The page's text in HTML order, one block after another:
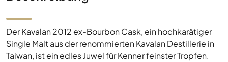
Der Kavalan 2012 ex-Bourbon Cask, ein hochkarätiger
Single Malt aus der renommierten Kavalan Destillerie in
Taiwan, ist ein edles Juwel für Kenner feinster Tropfen.